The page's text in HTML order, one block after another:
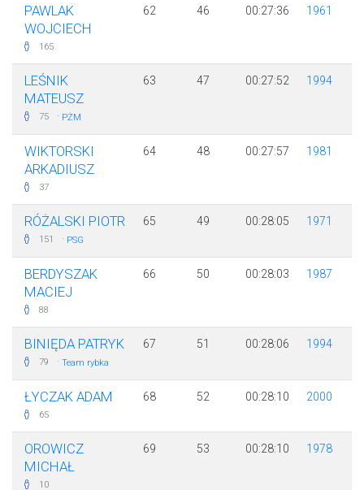
PAWLAK
WOJCIECH
165
62 46 00:27:36 1961
LEŚNIK
MATEUSZ
75 · PŻM
63 47 00:27:52 1994
WIKTORSKI
ARKADIUSZ
37
64 48 00:27:57 1981
RÓŻALSKI PIOTR
151 · PSG
65 49 00:28:05 1971
BERDYSZAK
MACIEJ
88
66 50 00:28:03 1987
BINIĘDA PATRYK
79 · Team rybka
67 51 00:28:06 1994
ŁYCZAK ADAM
65
68 52 00:28:10 2000
OROWICZ
MICHAŁ
10
69 53 00:28:10 1978